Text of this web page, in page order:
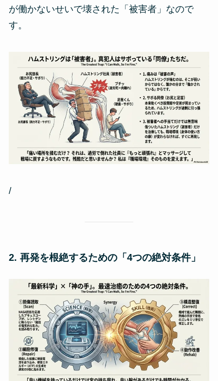
が働かないせいで壊された「被害者」なので
す。
/
2. 再発を根絶するための「4つの絶対条件」